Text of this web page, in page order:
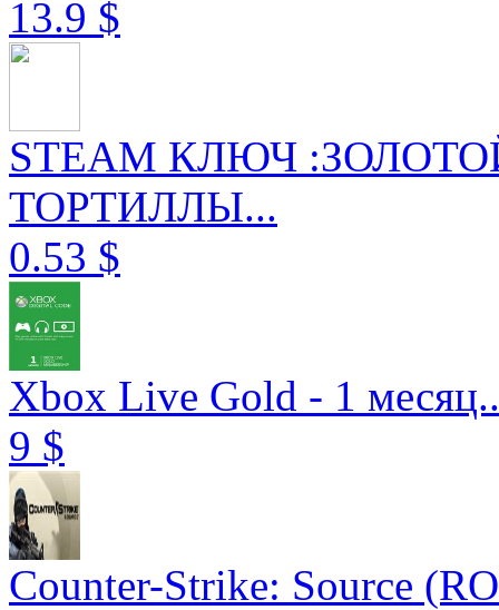
13.9 $
STEAM КЛЮЧ
ТОРТИЛЛЫ...
0.53 $
Xbox Live Gold - 1
9 $
Counter-Strike: Source